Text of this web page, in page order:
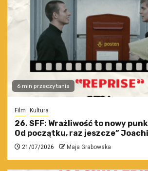
6 min przeczytania
Film Kultura
26. SFF: Wrażliwość to nowy
Od początku, raz jeszcze”
21/07/2026 Maja Grabowska